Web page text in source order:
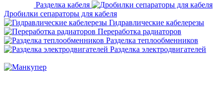
Разделка кабеля
Дробилки сепараторы для кабеля
Гидравлические кабелерезы
Переработка радиаторов
Разделка теплообменников
Разделка электродвигателей